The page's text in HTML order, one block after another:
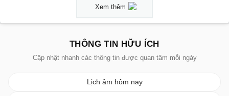
Xem thêm
THÔNG TIN HỮU ÍCH
Cập nhật nhanh các thông tin được quan tâm mỗi ngày
Lịch âm hôm nay